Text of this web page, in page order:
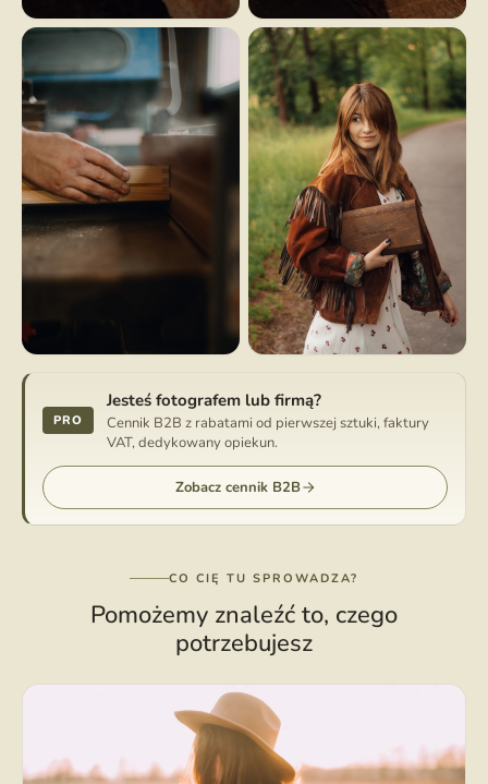
PRO
Jesteś fotografem lub firmą?
Cennik B2B z rabatami od pierwszej sztuki, faktury
VAT, dedykowany opiekun.
Zobacz cennik B2B
CO CIĘ TU SPROWADZA?
Pomożemy znaleźć to, czego
potrzebujesz